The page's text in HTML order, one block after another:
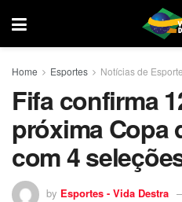
Home Esportes Notícias de
Fifa confirma
próxima Copa
com 4
by Esportes - Vida Destra